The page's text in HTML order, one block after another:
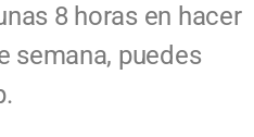
8 horas en hacer
semana, puedes